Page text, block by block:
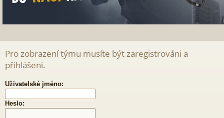
Pro zobrazení týmu musíte být zaregistrováni a
přihlášeni.
Uživatelské jméno:
Heslo: